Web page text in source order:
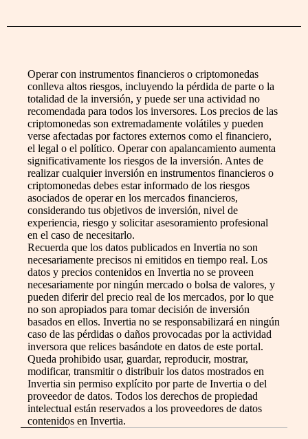
Operar con instrumentos financieros o criptomonedas
conlleva altos riesgos, incluyendo la pérdida de parte o la
totalidad de la inversión, y puede ser una actividad no
recomendada para todos los inversores. Los precios de las
criptomonedas son extremadamente volátiles y pueden
verse afectadas por factores externos como el financiero,
el legal o el político. Operar con apalancamiento aumenta
significativamente los riesgos de la inversión. Antes de
realizar cualquier inversión en instrumentos financieros o
criptomonedas debes estar informado de los riesgos
asociados de operar en los mercados financieros,
considerando tus objetivos de inversión, nivel de
experiencia, riesgo y solicitar asesoramiento profesional
en el caso de necesitarlo.
Recuerda que los datos publicados en Invertia no son
necesariamente precisos ni emitidos en tiempo real. Los
datos y precios contenidos en Invertia no se proveen
necesariamente por ningún mercado o bolsa de valores, y
pueden diferir del precio real de los mercados, por lo que
no son apropiados para tomar decisión de inversión
basados en ellos. Invertia no se responsabilizará en ningún
caso de las pérdidas o daños provocadas por la actividad
inversora que relices basándote en datos de este portal.
Queda prohibido usar, guardar, reproducir, mostrar,
modificar, transmitir o distribuir los datos mostrados en
Invertia sin permiso explícito por parte de Invertia o del
proveedor de datos. Todos los derechos de propiedad
intelectual están reservados a los proveedores de datos
contenidos en Invertia.